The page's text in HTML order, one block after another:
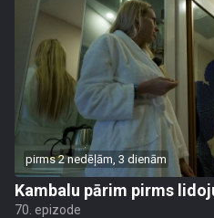
pirms 2 nedēļām, 3 dienām
Kambalu pārim pirms
70. epizode